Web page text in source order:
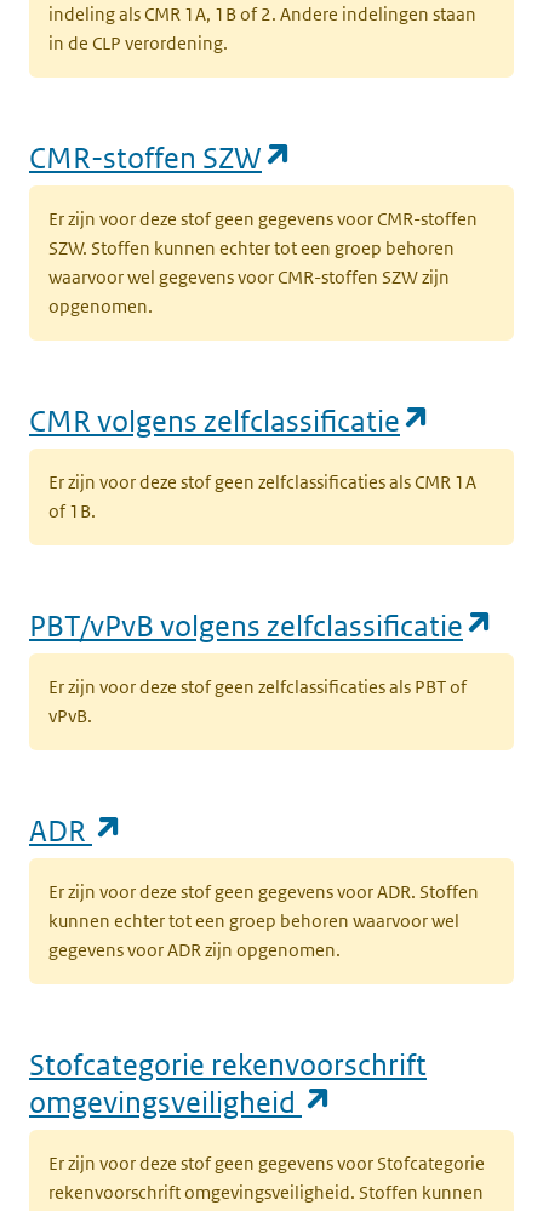
indeling als CMR 1A, 1B of 2. Andere indelingen staan
in de CLP verordening.
CMR-stoffen SZW
Er zijn voor deze stof geen gegevens voor CMR-stoffen
SZW. Stoffen kunnen echter tot een groep behoren
waarvoor wel gegevens voor CMR-stoffen SZW zijn
opgenomen.
CMR volgens zelfclassificatie
Er zijn voor deze stof geen zelfclassificaties als CMR 1A
of 1B.
PBT/vPvB volgens zelfclassificatie
Er zijn voor deze stof geen zelfclassificaties als PBT of
vPvB.
ADR
Er zijn voor deze stof geen gegevens voor ADR. Stoffen
kunnen echter tot een groep behoren waarvoor wel
gegevens voor ADR zijn opgenomen.
Stofcategorie rekenvoorschrift
omgevingsveiligheid
Er zijn voor deze stof geen gegevens voor Stofcategorie
rekenvoorschrift omgevingsveiligheid. Stoffen kunnen